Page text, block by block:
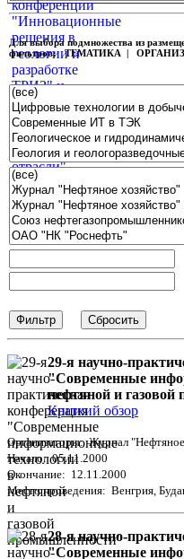
Для выбора подмножества из
фильтров:ТЕМАТИКА |
29-я научно-
"Современные
нефтяной и
Краткий обзор
Организаторы: Журнал
Начало: 05.11.2000
Окончание: 12.11.2000
Место проведения: Венгрия,
28-я научно-
"Современные